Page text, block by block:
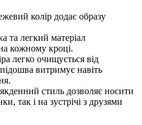
колір додає образу
та легкий матеріал
кожному кроці.
легко очищується від
витримує навіть
стиль дозволяє носити
так і на зустрічі з друзями